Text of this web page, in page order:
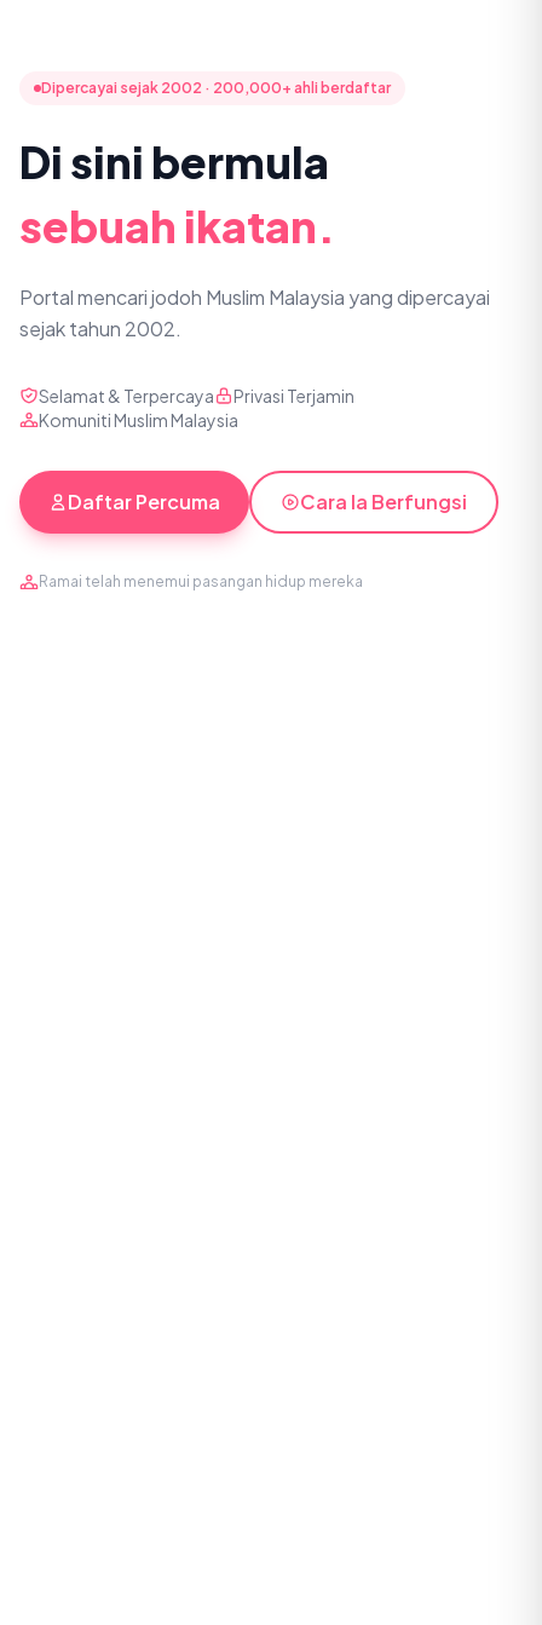
Dipercayai sejak 2002 · 200,000+ ahli berdaftar
Di sini bermula
sebuah ikatan.
Portal mencari jodoh Muslim Malaysia yang dipercayai
sejak tahun 2002.
Selamat & Terpercaya
Privasi Terjamin
Komuniti Muslim Malaysia
Daftar Percuma Cara Ia Berfungsi
Ramai telah menemui pasangan hidup mereka